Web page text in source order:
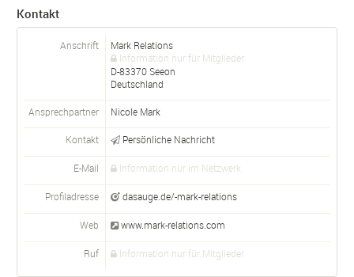
Kontakt
Anschrift
Mark Relations
Information nur für Mitglieder
D-83370Seeon
Deutschland
Ansprechpartner Nicole Mark
Kontakt Persönliche Nachricht
E-Mail Information nur im Netzwerk
Profiladresse dasauge.de/-mark-relations
Web www.mark-relations.com
Ruf Information nur für Mitglieder